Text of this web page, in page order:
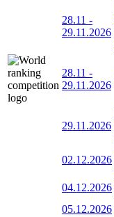
28.11 -
29.11.2026
28.11 -
29.11.2026
29.11.2026
02.12.2026
04.12.2026
05.12.2026